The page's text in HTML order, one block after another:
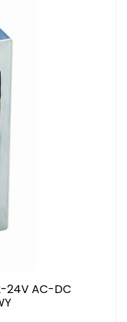
24V AC-DC